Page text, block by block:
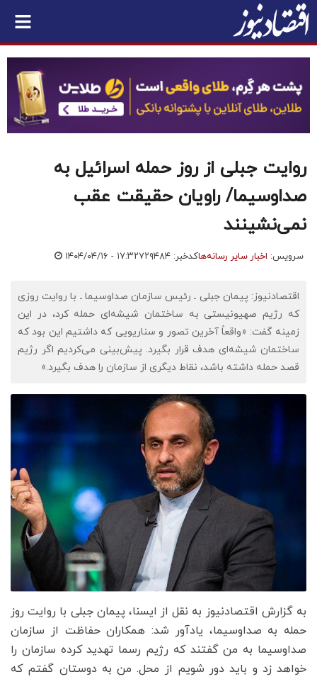
روایت جبلی از روز حمله اسرائیل به
صداوسیما/ راویان حقیقت عقب
نمی‌نشینند
سرویس: اخبار سایر رسانه‌هاکدخبر: ۷۲۹۴۸۴ ۱۴۰۴/۰۴/۱۶ - ۱۷:۳۲
اقتصادنیوز: پیمان جبلی ـ رئیس سازمان صداوسیما ـ با روایت روزی
که رژیم صهیونیستی به ساختمان شیشه‌ای حمله کرد، در این
زمینه گفت: «واقعاً آخرین تصور و سناریویی که داشتیم این بود که
ساختمان شیشه‌ای هدف قرار بگیرد. پیش‌بینی می‌کردیم اگر رژیم
قصد حمله داشته باشد، نقاط دیگری از سازمان را هدف بگیرد.»
به گزارش اقتصادنیوز به نقل از ایسنا، پیمان جبلی با روایت روز
حمله به صداوسیما، یادآور شد: همکاران حفاظت از سازمان
صداوسیما به من گفتند که رژیم رسما تهدید کرده سازمان را
خواهد زد و باید دور شویم از محل. من به دوستان گفتم که